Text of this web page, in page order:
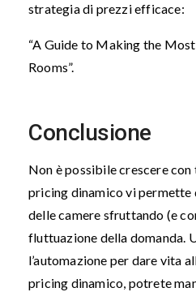
strategia di prezzi efficace:
“A Guide to Making the
Rooms”.
Conclusione
Non è possibile crescere
pricing dinamico vi
delle camere sfruttando (e
fluttuazione della domanda.
l’automazione per dare vita
pricing dinamico, potrete